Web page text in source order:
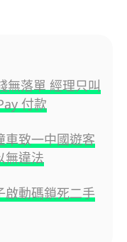
無落單 經理只叫
付款
車致一中國遊客
無違法
啟動碼鎖死二手